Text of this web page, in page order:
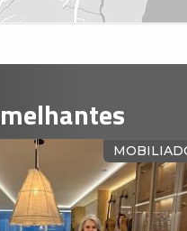
MAR MAIS ALTO DO